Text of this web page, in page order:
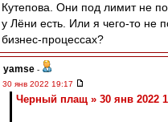
Кутепова. Они под лимит не
у Лёни есть. Или я чего-то не
бизнес-процессах?
yamse -
30 янв 2022 19:17
Черный плащ » 30 янв 2022